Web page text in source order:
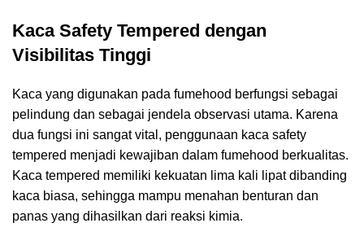
Kaca Safety Tempered dengan
Visibilitas Tinggi
Kaca yang digunakan pada fumehood berfungsi sebagai
pelindung dan sebagai jendela observasi utama. Karena
dua fungsi ini sangat vital, penggunaan kaca safety
tempered menjadi kewajiban dalam fumehood berkualitas.
Kaca tempered memiliki kekuatan lima kali lipat dibanding
kaca biasa, sehingga mampu menahan benturan dan
panas yang dihasilkan dari reaksi kimia.